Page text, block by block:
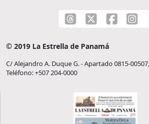
© 2019 La Estrella de Panamá
C/ Alejandro A. Duque G. - Apartado 0815-
Teléfono: +507 204-0000